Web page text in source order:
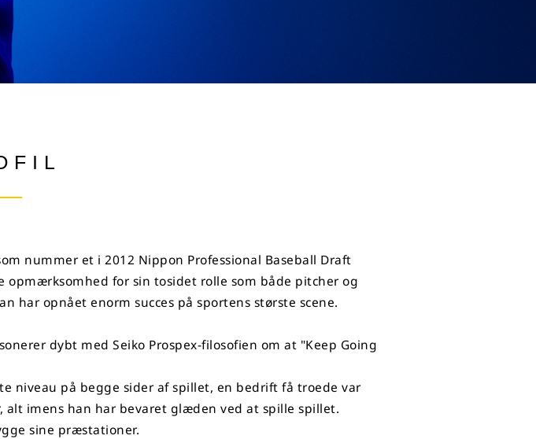
nummer et i 2012 Nippon Professional Baseball Draft
for sin tosidet rolle som både pitcher og
har opnået enorm succes på sportens største scene.
dybt med Seiko Prospex-filosofien om at "Keep Going
niveau på begge sider af spillet, en bedrift få troede var
imens han har bevaret glæden ved at spille spillet.
sine præstationer.